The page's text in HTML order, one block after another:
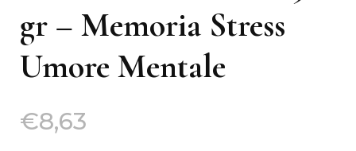
gr – Memoria Stress
Umore Mentale
€8,63